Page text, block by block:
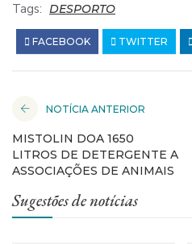
Tags: DESPORTO
FACEBOOK TWITTER
NOTÍCIA ANTERIOR
MISTOLIN DOA 1650
LITROS DE DETERGENTE A
ASSOCIAÇÕES DE ANIMAIS
Sugestões de notícias